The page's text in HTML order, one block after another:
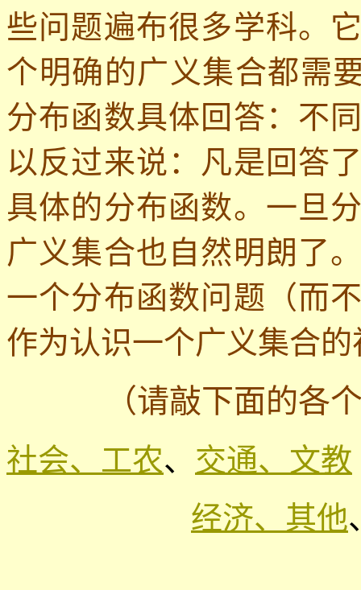
些问题遍布很多学科。
个明确的广义集合都需
分布函数具体回答：不
以反过来说：凡是回答
具体的分布函数。一旦
广义集合也自然明朗了
一个分布函数问题（而
作为认识一个广义集合
（请敲下面的各
社会、工农、 交通、文教
经济、其他